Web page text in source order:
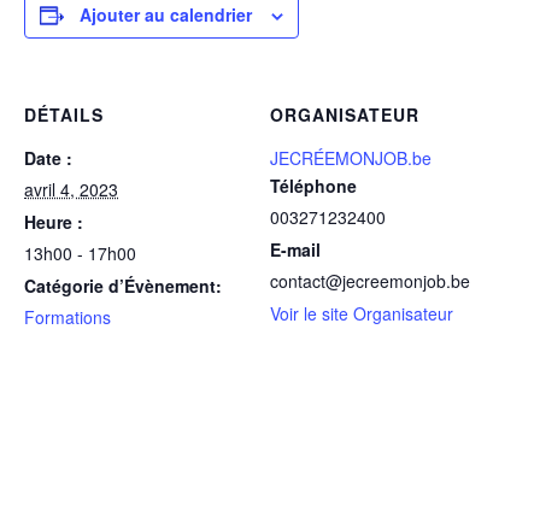
Ajouter au calendrier
DÉTAILS
Date :
avril 4, 2023
Heure :
13h00 - 17h00
Catégorie d’Évènement:
Formations
ORGANISATEUR
JECRÉEMONJOB.be
Téléphone
003271232400
E-mail
contact@jecreemonjob.be
Voir le site Organisateur